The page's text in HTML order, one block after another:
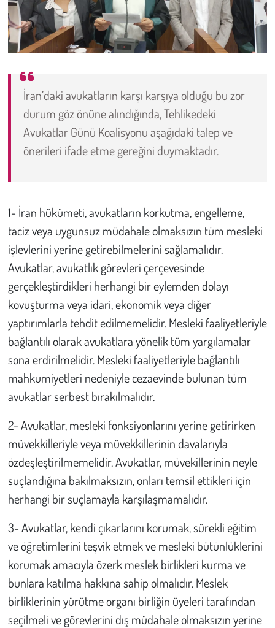
İran’daki avukatların karşı karşıya olduğu bu zor
durum göz önüne alındığında, Tehlikedeki
Avukatlar Günü Koalisyonu aşağıdaki talep ve
önerileri ifade etme gereğini duymaktadır.
1- İran hükümeti, avukatların korkutma, engelleme,
taciz veya uygunsuz müdahale olmaksızın tüm mesleki
işlevlerini yerine getirebilmelerini sağlamalıdır.
Avukatlar, avukatlık görevleri çerçevesinde
gerçekleştirdikleri herhangi bir eylemden dolayı
kovuşturma veya idari, ekonomik veya diğer
yaptırımlarla tehdit edilmemelidir. Mesleki faaliyetleriyle
bağlantılı olarak avukatlara yönelik tüm yargılamalar
sona erdirilmelidir. Mesleki faaliyetleriyle bağlantılı
mahkumiyetleri nedeniyle cezaevinde bulunan tüm
avukatlar serbest bırakılmalıdır.
2- Avukatlar, mesleki fonksiyonlarını yerine getirirken
müvekkilleriyle veya müvekkillerinin davalarıyla
özdeşleştirilmemelidir. Avukatlar, müvekillerinin neyle
suçlandığına bakılmaksızın, onları temsil ettikleri için
herhangi bir suçlamayla karşılaşmamalıdır.
3- Avukatlar, kendi çıkarlarını korumak, sürekli eğitim
ve öğretimlerini teşvik etmek ve mesleki bütünlüklerini
korumak amacıyla özerk meslek birlikleri kurma ve
bunlara katılma hakkına sahip olmalıdır. Meslek
birliklerinin yürütme organı birliğin üyeleri tarafından
seçilmeli ve görevlerini dış müdahale olmaksızın yerine